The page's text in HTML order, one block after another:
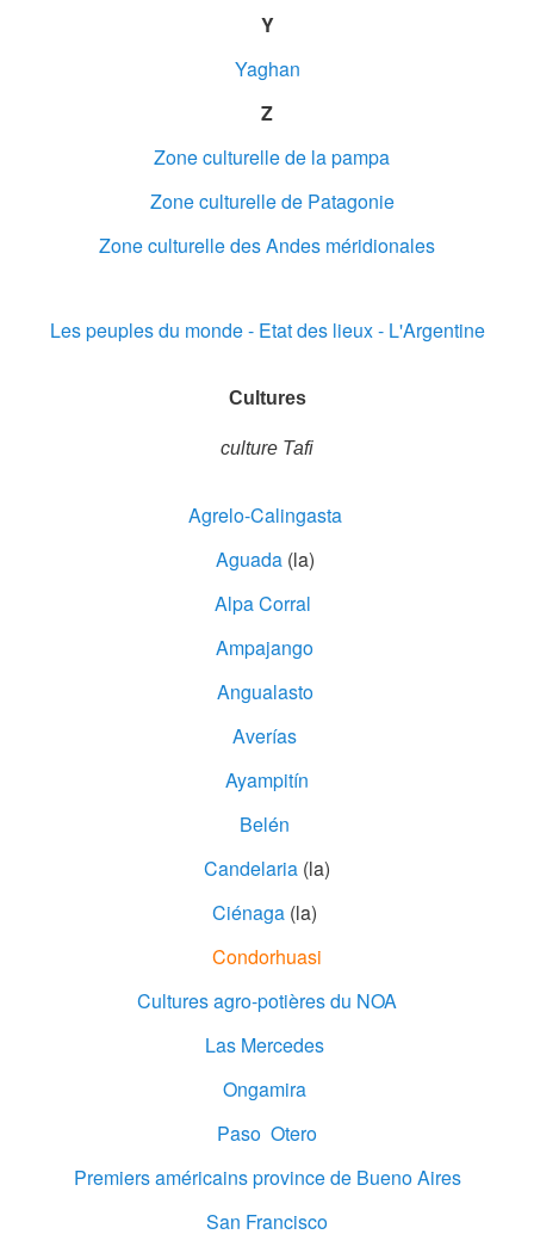
Y
Yaghan
Z
Zone culturelle de la pampa
Zone culturelle de Patagonie
Zone culturelle des Andes méridionales
Les peuples du monde - Etat des lieux - L'Argentine
Cultures
culture Tafi
Agrelo-Calingasta
Aguada(la)
Alpa Corral
Ampajango
Angualasto
Averías
Ayampitín
Belén
Candelaria (la)
Ciénaga (la)
Condorhuasi
Cultures agro-potières du NOA
Las Mercedes
Ongamira
Paso Otero
Premiers américains province de Bueno Aires
San Francisco